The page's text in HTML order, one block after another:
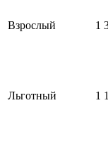
Взрослый 1
Льготный 1